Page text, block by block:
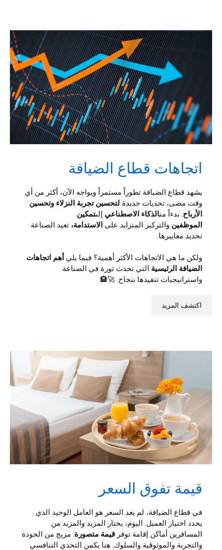
اتجاهات قطاع الضيافة
يشهد قطاع الضيافة تطوراً مستمراً ويواجه الآن، أكثر من أي
وقت مضى، تحديات جديدة لتحسين تجربة النزلاء وتحسين
الأرباح. بدءاً منالذكاء الاصطناعي إلىتمكين
الموظفين والتركيز المتزايد على الاستدامة، تعيد الصناعة
تحديد معاييرها.
ولكن ما هي الاتجاهات الأكثر أهمية؟ فيما يلي أهم اتجاهات
الضيافة الرئيسية التي تحدث ثورة في الصناعة
واستراتيجيات تنفيذها بنجاح. 🚀🏨
اكتشف المزيد
قيمة تفوق السعر
في قطاع الضيافة، لم يعد السعر هو العامل الوحيد الذي
يحدد اختيار العميل. اليوم، يختار المزيد والمزيد من
المسافرين أماكن إقامة توفر قيمة متصورة: مزيج من الجودة
والتجربة والموثوقية والسلوك. هنا يكمن التحدي التنافسي